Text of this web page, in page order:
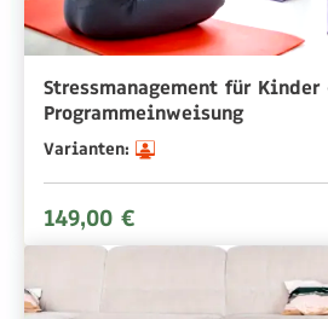
Stressmanagement für Kinder
Programmeinweisung
Varianten:
149,00 €